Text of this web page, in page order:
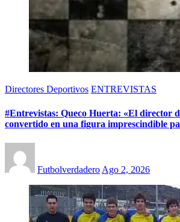
Directores Deportivos ENTREVISTAS
#Entrevistas: Queco Huerta: «El director
convertido en una figura imprescindible
Futbolverdadero Ago 2, 2026